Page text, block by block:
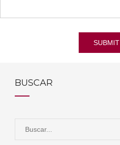
SUBMIT
BUSCAR